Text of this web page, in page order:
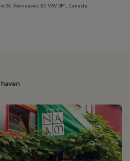
St, Vancouver, BC V5V 3P1, Canada